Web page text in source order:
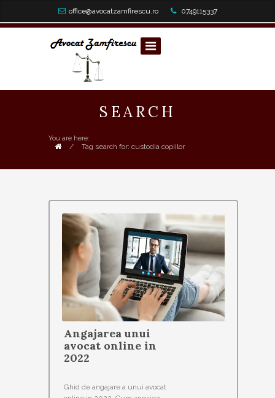
office@avocatzamfirescu.ro 0749115337
SEARCH
You are here:
/ Tag search for: custodia copiilor
Angajarea unui
avocat online in
2022
Ghid de angajare a unui avocat